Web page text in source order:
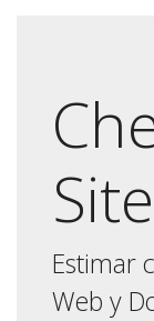
Estimar
Web y